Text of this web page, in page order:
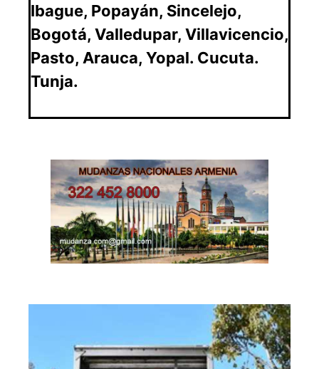
Ibague, Popayán, Sincelejo,
Bogotá, Valledupar, Villavicencio,
Pasto, Arauca, Yopal. Cucuta.
Tunja.